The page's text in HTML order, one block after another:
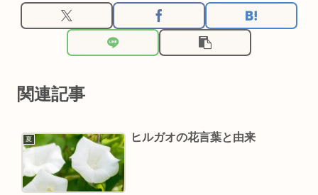
関連記事
夏 ヒルガオの花言葉と由来